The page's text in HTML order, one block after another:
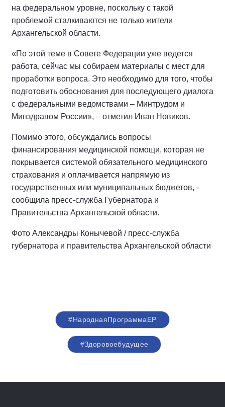
на федеральном уровне, поскольку с такой
проблемой сталкиваются не только жители
Архангельской области.
«По этой теме в Совете Федерации уже ведется
работа, сейчас мы собираем материалы с мест для
проработки вопроса. Это необходимо для того, чтобы
подготовить обоснования для последующего диалога
с федеральными ведомствами – Минтрудом и
Минздравом России», – отметил Иван Новиков.
Помимо этого, обсуждались вопросы
финансирования медицинской помощи, которая не
покрывается системой обязательного медицинского
страхования и оплачивается напрямую из
государственных или муниципальных бюджетов, -
сообщила пресс-служба Губернатора и
Правительства Архангельской области.
Фото Александры Конычевой / пресс-служба
губернатора и правительства Архангельской области
#НароднаяПрограммаЕР
#Здоровоебудущее